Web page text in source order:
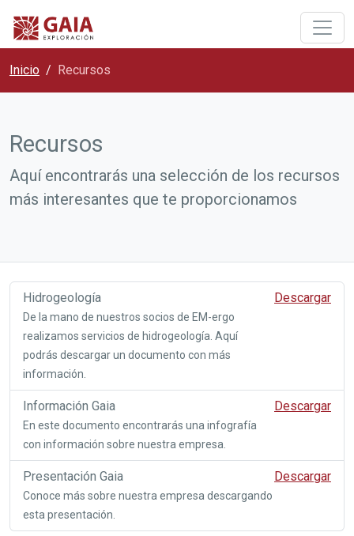
Inicio Recursos
Recursos
Aquí encontrarás una selección de los recursos
más interesantes que te proporcionamos
Hidrogeología
De la mano de nuestros socios de EM-ergo
realizamos servicios de hidrogeología. Aquí
podrás descargar un documento con más
información.
Descargar
Información Gaia
En este documento encontrarás una infografía
con información sobre nuestra empresa.
Descargar
Presentación Gaia
Conoce más sobre nuestra empresa descargando
esta presentación.
Descargar